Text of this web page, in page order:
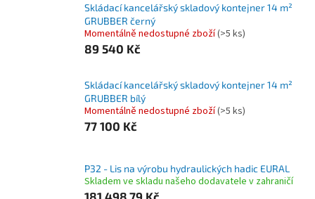
Skládací kancelářský skladový kontejner 14 m²
GRUBBER černý
Momentálně nedostupné zboží(>5 ks)
89 540 Kč
Skládací kancelářský skladový kontejner 14 m²
GRUBBER bílý
Momentálně nedostupné zboží(>5 ks)
77 100 Kč
P32 - Lis na výrobu hydraulických hadic EURAL
Skladem ve skladu našeho dodavatele v zahraničí